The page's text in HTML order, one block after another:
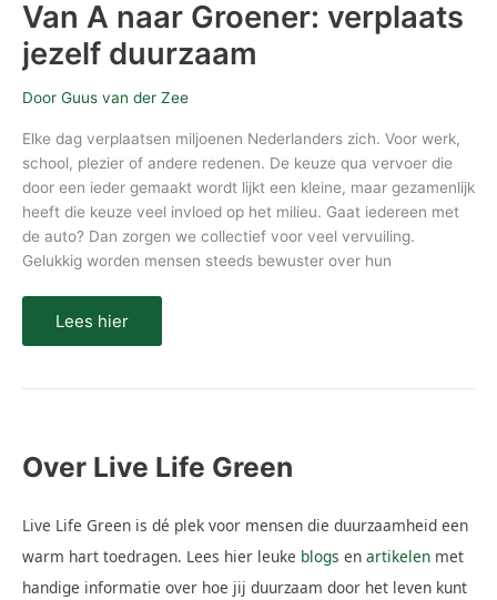
Van A naar Groener: verplaats
jezelf duurzaam
Door Guus van der Zee
Elke dag verplaatsen miljoenen Nederlanders zich. Voor werk,
school, plezier of andere redenen. De keuze qua vervoer die
door een ieder gemaakt wordt lijkt een kleine, maar gezamenlijk
heeft die keuze veel invloed op het milieu. Gaat iedereen met
de auto? Dan zorgen we collectief voor veel vervuiling.
Gelukkig worden mensen steeds bewuster over hun
Lees hier
Over Live Life Green
Live Life Green is dé plek voor mensen die duurzaamheid een
warm hart toedragen. Lees hier leuke blogs en artikelen met
handige informatie over hoe jij duurzaam door het leven kunt